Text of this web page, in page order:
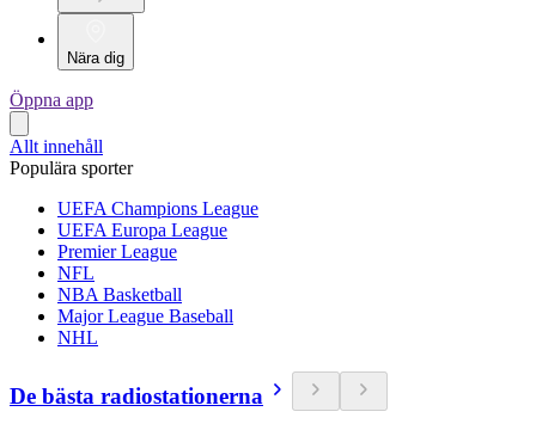
Nära dig
Öppna app
Allt innehåll
Populära sporter
UEFA Champions League
UEFA Europa League
Premier League
NFL
NBA Basketball
Major League Baseball
NHL
De bästa radiostationerna